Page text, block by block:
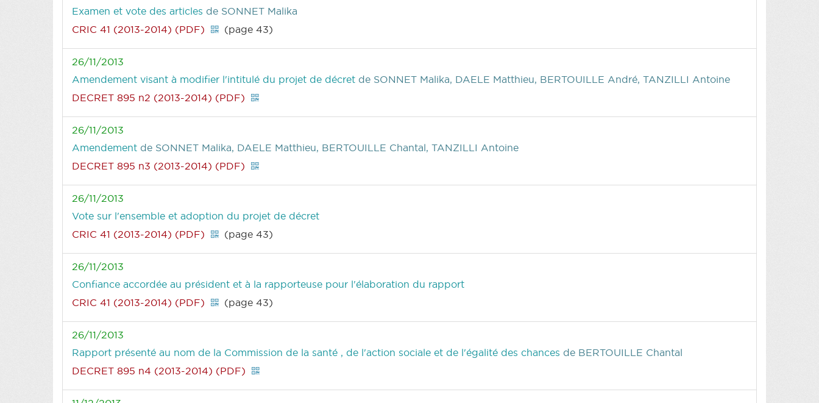
Examen et vote des articles de SONNET Malika
CRIC 41 (2013-2014) (PDF)
(page 43)
26/11/2013
Amendement visant à modifier l'intitulé du projet de décret de SONNET Malika, DAELE Matthieu, BERTOUILLE André, TANZILLI Antoine
DECRET 895 n2 (2013-2014) (PDF)
26/11/2013
Amendement de SONNET Malika, DAELE Matthieu, BERTOUILLE Chantal, TANZILLI Antoine
DECRET 895 n3 (2013-2014) (PDF)
26/11/2013
Vote sur l'ensemble et adoption du projet de décret
CRIC 41 (2013-2014) (PDF)
(page 43)
26/11/2013
Confiance accordée au président et à la rapporteuse pour l'élaboration du rapport
CRIC 41 (2013-2014) (PDF)
(page 43)
26/11/2013
Rapport présenté au nom de la Commission de la santé , de l'action sociale et de l'égalité des chances de BERTOUILLE Chantal
DECRET 895 n4 (2013-2014) (PDF)